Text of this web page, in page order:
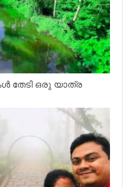
തേടി ഒരു യാത്ര